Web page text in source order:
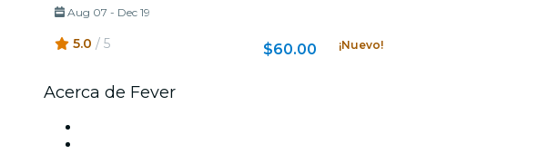
Aug 07 - Dec 19
5.0 / 5 $60.00 ¡Nuevo!
Acerca de Fever